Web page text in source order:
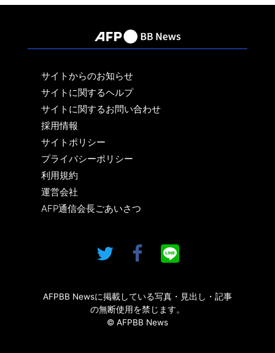
サイトからのお知らせ
サイトに関するヘルプ
サイトに関するお問い合わせ
採用情報
サイトポリシー
プライバシーポリシー
利用規約
運営会社
AFP通信会長ごあいさつ
AFPBB Newsに掲載している写真・見出し・記事
の無断使用を禁じます。
© AFPBB News